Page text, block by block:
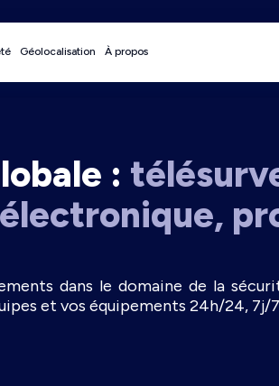
Géolocalisation À propos
:
dans le domaine de la
et vos équipements 24h/24, 7j/